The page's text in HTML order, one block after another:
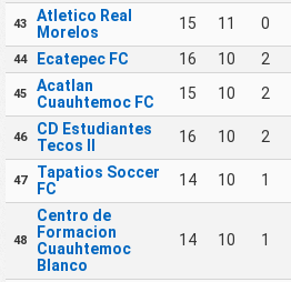
43
Atletico Real
Morelos
15 11 0
44 Ecatepec FC 16 10 2
45
Acatlan
Cuauhtemoc FC
15 10 2
46
CD Estudiantes
Tecos II
16 10 2
47
Tapatios Soccer
FC
14 10 1
48
Centro de
Formacion
Cuauhtemoc
Blanco
14 10 1